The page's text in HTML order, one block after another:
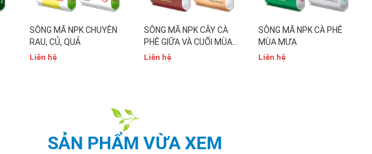
SÔNG MÃ NPK CHUYÊN
RAU, CỦ, QUẢ
Liên hệ
SÔNG MÃ NPK CÂY CÀ
PHÊ GIỮA VÀ CUỐI MÙA
MƯA
Liên hệ
SÔNG MÃ NPK CÀ PHÊ
MÙA MƯA
Liên hệ
SẢN PHẨM VỪA XEM